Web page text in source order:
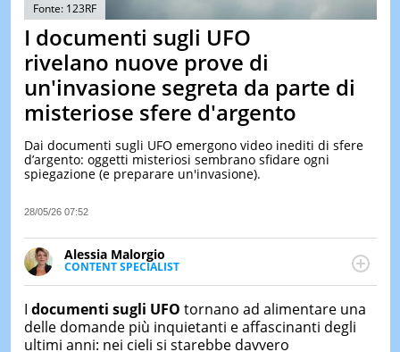
TEST
DI
IERI
Fonte: 123RF
I documenti sugli UFO
rivelano nuove prove di
un'invasione segreta da parte di
misteriose sfere d'argento
Dai documenti sugli UFO emergono video inediti di sfere
d’argento: oggetti misteriosi sembrano sfidare ogni
spiegazione (e preparare un'invasione).
28/05/26 07:52
Alessia Malorgio
CONTENT SPECIALIST
Ha conseguito un Master in Marketing Management
occupa della creazione di contenuti in ottica SEO e
dello sviluppo di strategie marketing attraverso
I documenti sugli UFO tornano ad alimentare una
delle domande più inquietanti e affascinanti degli
ultimi anni: nei cieli si starebbe davvero